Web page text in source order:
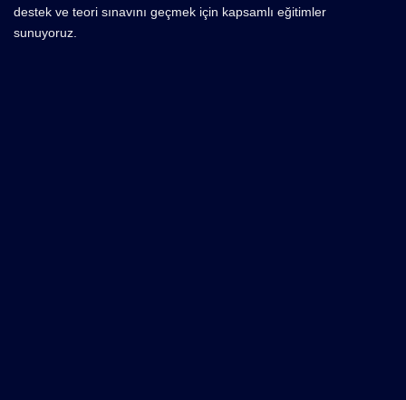
destek ve teori sınavını geçmek için kapsamlı eğitimler
sunuyoruz.